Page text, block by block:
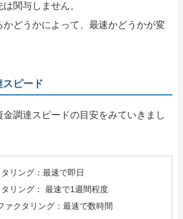
関与しません。
かどうかによって、最速かどうかが変
ピード
金調達スピードの目安をみていきまし
リング：最速で即日
リング： 最速で1週間程度
ァクタリング：最速で数時間